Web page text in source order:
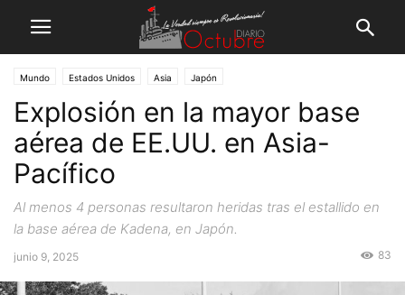
Mundo Estados Unidos Asia Japón
Explosión en la mayor base
aérea de EE.UU. en Asia-
Pacífico
Al menos 4 personas resultaron heridas tras el estallido en
la base aérea de Kadena, en Japón.
junio 9, 2025 83